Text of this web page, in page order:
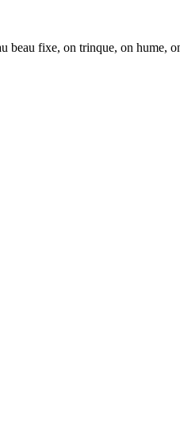
beau fixe, on trinque, on hume,